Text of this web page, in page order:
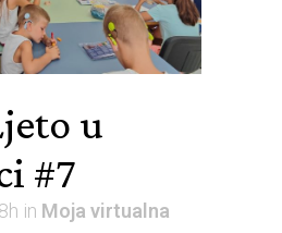
u
#7
in Moja virtualna